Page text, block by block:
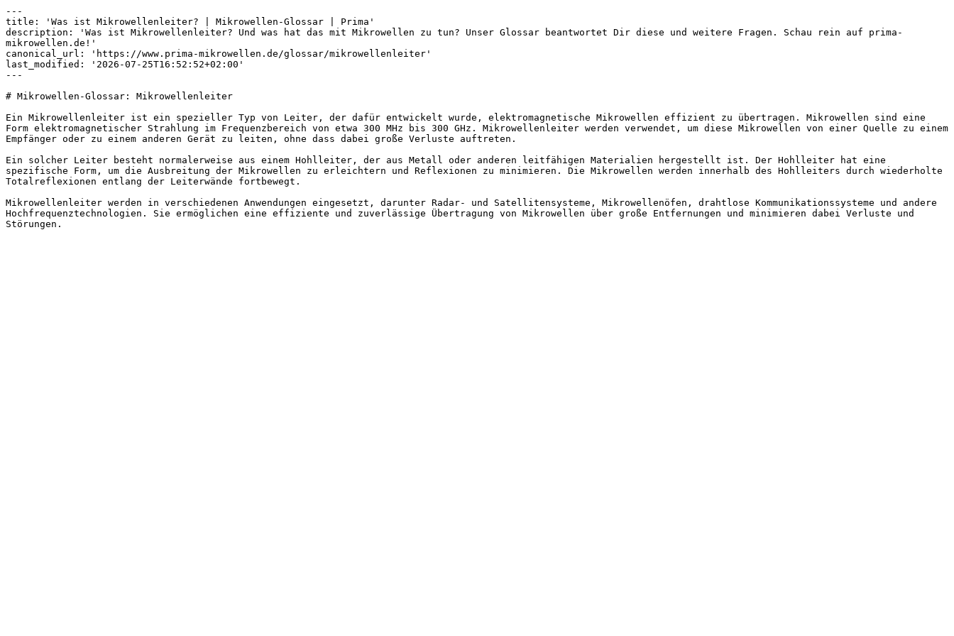
---
title: 'Was ist Mikrowellenleiter? | Mikrowellen-Glossar | Prima'
description: 'Was ist Mikrowellenleiter? Und was hat das mit Mikrowellen zu tun? Unser Glossar beantwortet Dir diese und weitere Fragen. Schau rein auf prima-
mikrowellen.de!'
canonical_url: 'https://www.prima-mikrowellen.de/glossar/mikrowellenleiter'
last_modified: '2026-07-25T16:52:52+02:00'
---
# Mikrowellen-Glossar: Mikrowellenleiter
Ein Mikrowellenleiter ist ein spezieller Typ von Leiter, der dafür entwickelt wurde, elektromagnetische Mikrowellen effizient zu übertragen. Mikrowellen sind eine
Form elektromagnetischer Strahlung im Frequenzbereich von etwa 300 MHz bis 300 GHz. Mikrowellenleiter werden verwendet, um diese Mikrowellen von einer Quelle zu einem
Empfänger oder zu einem anderen Gerät zu leiten, ohne dass dabei große Verluste auftreten.
Ein solcher Leiter besteht normalerweise aus einem Hohlleiter, der aus Metall oder anderen leitfähigen Materialien hergestellt ist. Der Hohlleiter hat eine
spezifische Form, um die Ausbreitung der Mikrowellen zu erleichtern und Reflexionen zu minimieren. Die Mikrowellen werden innerhalb des Hohlleiters durch wiederholte
Totalreflexionen entlang der Leiterwände fortbewegt.
Mikrowellenleiter werden in verschiedenen Anwendungen eingesetzt, darunter Radar- und Satellitensysteme, Mikrowellenöfen, drahtlose Kommunikationssysteme und andere
Hochfrequenztechnologien. Sie ermöglichen eine effiziente und zuverlässige Übertragung von Mikrowellen über große Entfernungen und minimieren dabei Verluste und